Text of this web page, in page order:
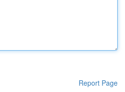
Report Page